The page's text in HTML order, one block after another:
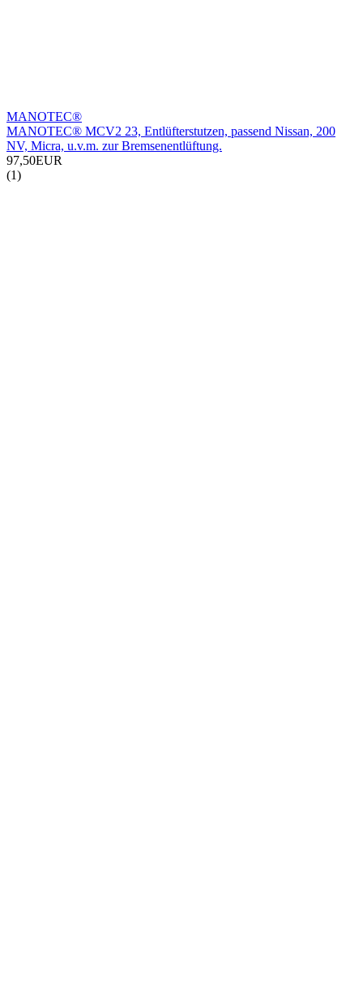
MANOTEC®
MANOTEC® MCV2 23, Entlüfterstutzen, passend Nissan, 200
NV, Micra, u.v.m. zur Bremsenentlüftung.
97,50EUR
(1)